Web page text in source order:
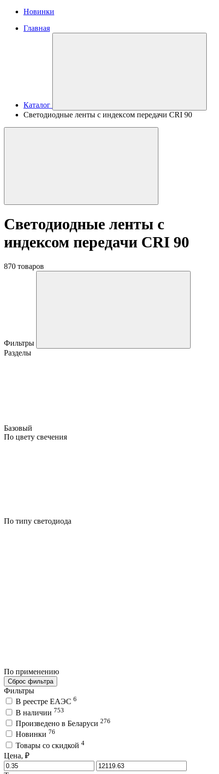
Новинки
Главная
Каталог
Светодиодные ленты с индексом передачи CRI 90
Светодиодные ленты с
индексом передачи CRI 90
870 товаров
Фильтры
Разделы
Базовый
По цвету свечения
По типу светодиода
По применению
Сброс фильтра
Фильтры
В реестре ЕАЭС 6
В наличии 753
Произведено в Беларуси 276
Новинки 76
Товары со скидкой 4
Цена, ₽